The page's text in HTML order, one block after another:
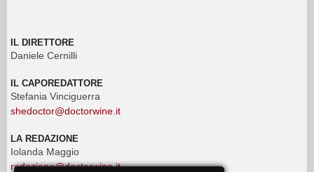
IL DIRETTORE
Daniele Cernilli
IL CAPOREDATTORE
Stefania Vinciguerra
shedoctor@doctorwine.it
LA REDAZIONE
Iolanda Maggio
redazione@doctorwine.it